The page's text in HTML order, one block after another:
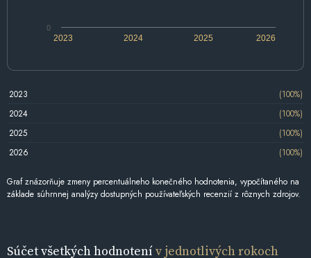
2024 2026
2023 2025
0
2023
(100%)
2024
(100%)
2025
(100%)
2026
(100%)
Graf znázorňuje zmeny percentuálneho konečného hodnotenia, vypočítaného na
základe súhrnnej analýzy dostupných používateľských recenzií z rôznych zdrojov.
Súčet všetkých hodnotenív jednotlivých rokoch